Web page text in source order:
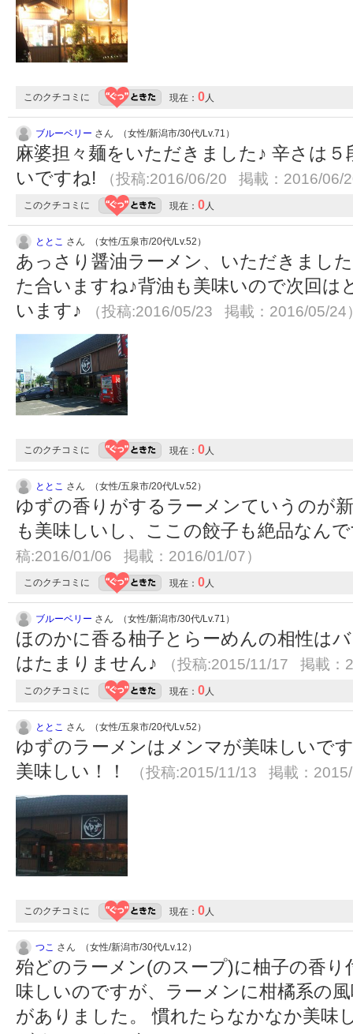
このクチコミに 現在： 0 人
ブルーベリー さん （女性/新潟市/30代/Lv.71）
麻婆担々麺をいただきました♪ 辛さは
いですね!
（投稿:2016/06/20 掲載：2016/06/
このクチコミに 現在： 0 人
ととこ さん （女性/五泉市/20代/Lv.52）
あっさり醤油ラーメン、いただきまし
た合いますね♪背油も美味いので次回
います♪
（投稿:2016/05/23 掲載：2016/05/24
このクチコミに 現在： 0 人
ととこ さん （女性/五泉市/20代/Lv.52）
ゆずの香りがするラーメンていうのが
も美味しいし、ここの餃子も絶品なん
稿:2016/01/06 掲載：2016/01/07）
このクチコミに 現在： 0 人
ブルーベリー さん （女性/新潟市/30代/Lv.71）
ほのかに香る柚子とらーめんの相性は
はたまりません♪
（投稿:2015/11/17 掲載：
このクチコミに 現在： 0 人
ととこ さん （女性/五泉市/20代/Lv.52）
ゆずのラーメンはメンマが美味しいで
美味しい！！
（投稿:2015/11/13 掲載：
このクチコミに 現在： 0 人
つこ さん （女性/新潟市/30代/Lv.12）
殆どのラーメン(のスープ)に柚子の香
味しいのですが、ラーメンに柑橘系の
がありました。 慣れたらなかなか美味